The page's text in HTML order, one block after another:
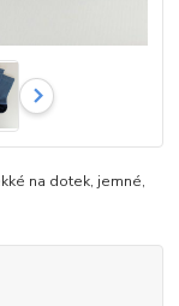
na dotek, jemné,